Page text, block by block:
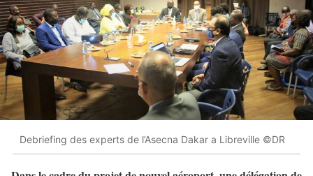
Debriefing des experts de l’Asecna Dakar a Libreville ©DR